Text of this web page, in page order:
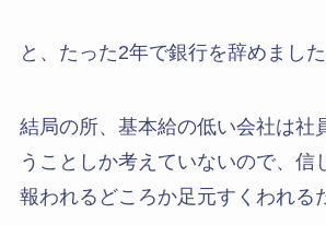
と、たった2年で銀行を辞めました
結局の所、基本給の低い会社は社
うことしか考えていないので、信
報われるどころか足元すくわれる